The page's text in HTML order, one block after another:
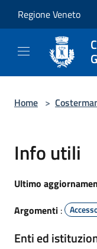
Regione Veneto
Home >
Info utili
Ultimo
Argomenti :
Enti ed